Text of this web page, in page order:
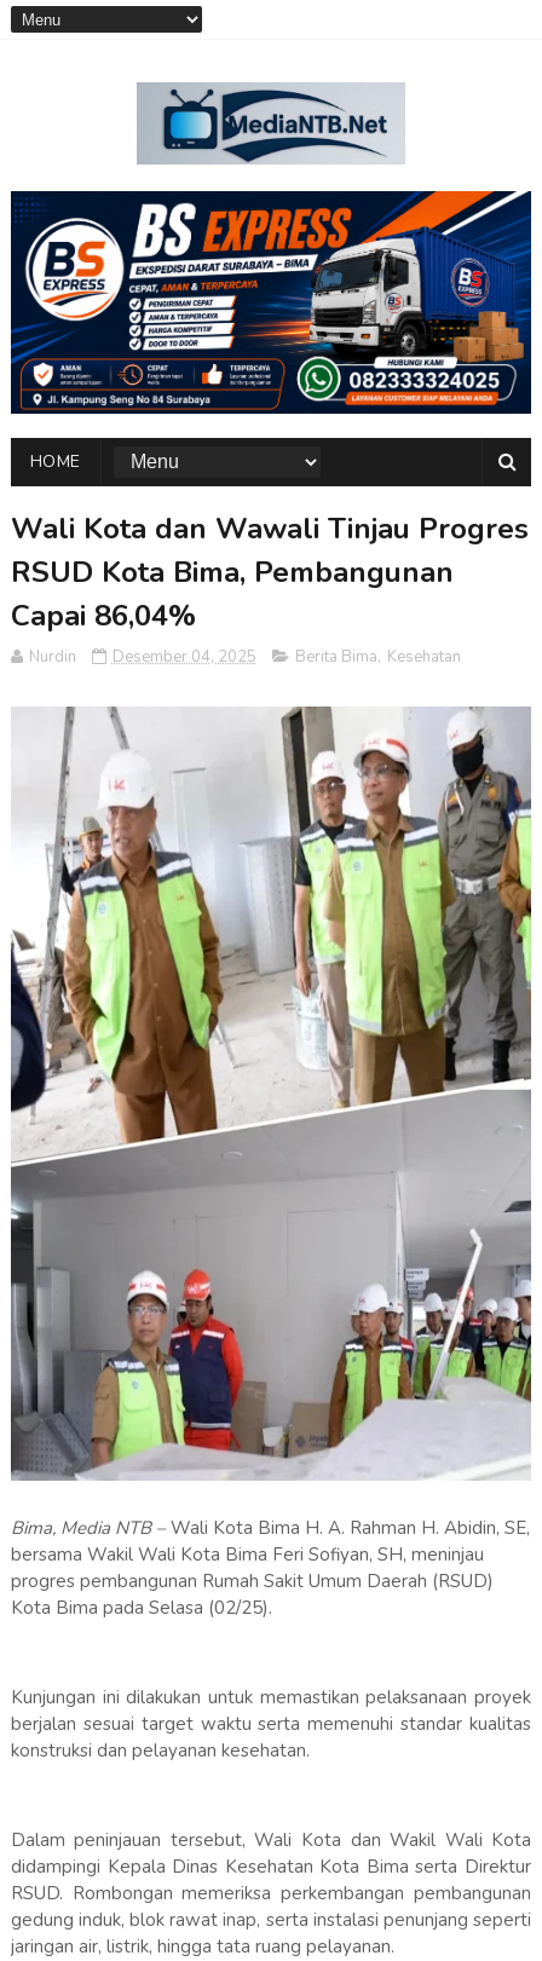
HOME
Wali Kota dan Wawali Tinjau Progres
RSUD Kota Bima, Pembangunan
Capai 86,04%
Nurdin Desember 04, 2025 Berita Bima, Kesehatan
Bima, Media NTB –Wali Kota Bima H. A. Rahman H. Abidin, SE,
bersama Wakil Wali Kota Bima Feri Sofiyan, SH, meninjau
progres pembangunan Rumah Sakit Umum Daerah (RSUD)
Kota Bima pada Selasa (02/25).
Kunjungan ini dilakukan untuk memastikan pelaksanaan proyek
berjalan sesuai target waktu serta memenuhi standar kualitas
konstruksi dan pelayanan kesehatan.
Dalam peninjauan tersebut, Wali Kota dan Wakil Wali Kota
didampingi Kepala Dinas Kesehatan Kota Bima serta Direktur
RSUD. Rombongan memeriksa perkembangan pembangunan
gedung induk, blok rawat inap, serta instalasi penunjang seperti
jaringan air, listrik, hingga tata ruang pelayanan.